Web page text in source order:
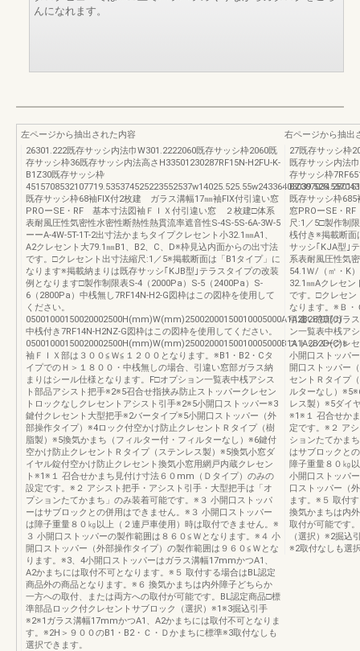
んになれます。
左ページから抽出された内容
26301.222既存サッシ内法巾W301.2222060既存サッシ枠2060既
存サッシ枠36既存サッシ内法高さH33501230287RF15N-H2FU-K-
B1Z30既存サッシ枠
既存サッシ枠68袖FIX付2枚建 ガラス溝幅17㎜袖FIX付引違い窓
PROーSE・RF 基本寸法図袖ＦＩＸ付引違い窓 ２枚建□体系
表耐風圧性気密性水密性断熱性熱貫流率遮音性S-4S-5S-6A-3W-5
ーーA-4W-5T-1T-2出寸法かまちタイプクレセント小32.1㎜A1、
A2クレセント大79.1㎜B1、B2、C、D※枠見込内面からの出寸法
です。□クレセント出寸法縮尺:1／5※掲載断面は「B1タイプ」に
なります※掲載納まりは既存サッシ｢KJB型｣テラスタイプの改装
例となります□製作制限表S-4（2000Pa）S-5（2400Pa）S-
6（2800Pa）中桟無し7RF14N-H2-G図枠はこの図枠を使用して
ください。
05001000150020002500H(mm)W(mm)25002000150010005000A1A2B2B1D(C)
中桟付き7RF14N-H2NZ-G図枠はこの図枠を使用してください。
05001000150020002500H(mm)W(mm)25002000150010005000B1A1A2B2D(C)※
袖ＦＩＸ部は３００≦Ｗ≦１２００となります。※B1・B2・Cタ
イプでのＨ＞１８００・中桟無しの場合、引違い窓部ガラス納
まりはシール仕様となります。F□オプション一覧表中桟アシス
ト部品アシスト把手※2※5召合せ指挟み防止ストッパークレセン
トロックなしクレセントアシスト引手※2※5小開口ストッパー※3
鍵付クレセント大型把手※2バータイプ※5小開口ストッパー（外
部操作タイプ）※4ロック付空かけ防止クレセントＲタイプ（樹
脂製）※5換気かまち（フィルター付・フィルターなし）※6鍵付
空かけ防止クレセントＲタイプ（ステンレス製）※5換気小窓ダ
イヤル錠付空かけ防止クレセント換気小窓用網戸内蔵クレセン
ト※1※１ 召合せかまち見付け寸法６０mm（Ｄタイプ）のみの
設定です。※２ アシスト把手・アシスト引手・大型把手は「オ
プションたてかまち」のみ装着可能です。※３ 小開口ストッパ
ーはサブロックとの併用はできません。※３ 小開口ストッパー
は障子重量８０㎏以上（２連戸車使用）時は取付できません。※
３ 小開口ストッパーの製作範囲は８６０≦Ｗとなります。※４ 小
開口ストッパー（外部操作タイプ）の製作範囲は９６０≦Ｗとな
ります。※3、4小開口ストッパーはガラス溝幅17mmかつA1、
A2かまちには取付不可となります。※５ 取付する場合はBL認定
商品外の商品となります。※６ 換気かまちは内外障子どちらか
一方への取付、または両方への取付が可能です。BL認定商品□標
準部品ロック付クレセントサブロック（選択）※1※3掘込引手
※2※1ガラス溝幅17mmかつA1、A2かまちには取付不可となりま
す。※2H＞９００のB1・B2・Ｃ・Ｄかまちに標準※3取付なしも
選択できます。
右ページから抽出
27既存サッシ枠
既存サッシ内法
存サッシ枠
既存サッシ枠
窓PROーSE・
尺:1／5□製作制
桟付き※掲載断面
サッシ｢KJA型｣
系表耐風圧性気
54.1Ｗ/（㎡・K
32.1㎜Aクレセ
です。□クレセン
なります。※Ｂ・
引違い窓部ガラ
ン一覧表中桟ア
ストッパークレ
小開口ストッパ
開口ストッパー
セントＲタイプ
ルターなし）
レス製）※5ダイ
※1※１ 召合せか
定です。※２ ア
ションたてかま
はサブロックと
障子重量８０㎏
小開口ストッパ
口ストッパー（
ます。※５ 取付
換気かまちは内
取付が可能です
（選択）※2掘込
※2取付なしも選